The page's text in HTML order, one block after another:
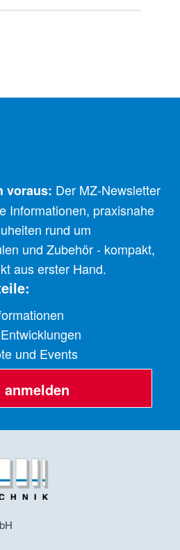
voraus: Der MZ-Newsletter
Informationen, praxisnahe
rund um
und Zubehör - kompakt,
aus erster Hand.
und Events